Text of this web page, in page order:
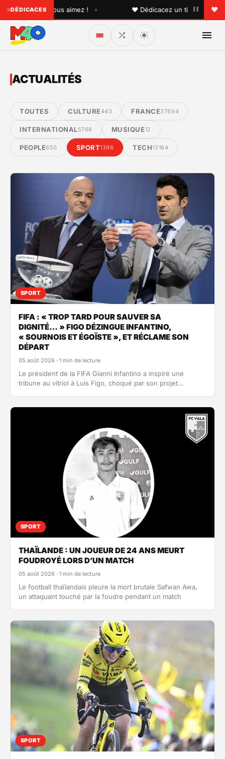
DÉDICACES
que vous aimez ! • ♥ Dédicacez un titre à vos proches
🎟️
ACTUALITÉS
TOUTES CULTURE443 FRANCE37894
INTERNATIONAL5768 MUSIQUE12
PEOPLE650 SPORT1396 TECH13164
SPORT
FIFA : « TROP TARD POUR SAUVER SA
DIGNITÉ… » FIGO DÉZINGUE INFANTINO,
« SOURNOIS ET ÉGOÏSTE », ET RÉCLAME SON
DÉPART
05 août 2026 · 1 min de lecture
Le président de la FIFA Gianni Infantino a inspiré une
tribune au vitriol à Luis Figo, choqué par son projet…
SPORT
THAÏLANDE : UN JOUEUR DE 24 ANS MEURT
FOUDROYÉ LORS D’UN MATCH
05 août 2026 · 1 min de lecture
Le football thaïlandais pleure la mort brutale Safwan Awa,
un attaquant touché par la foudre pendant un match
SPORT